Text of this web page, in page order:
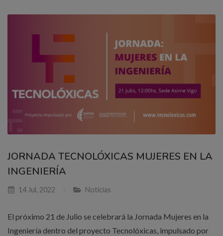
JORNADA TECNOLÓXICAS MUJERES EN LA
INGENIERÍA
14 Jul, 2022 Noticias
El próximo 21 de Julio se celebrará la Jornada Mujeres en la
Ingeniería dentro del proyecto Tecnolóxicas, impulsado por